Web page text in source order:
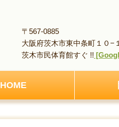
〒567-0885
大阪府茨木市東中条町１０−
茨木市民体育館すぐ !!
HOME